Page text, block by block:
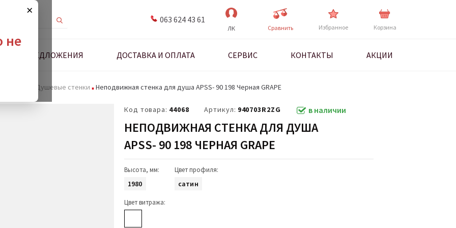
×
не
063 624 43 61
ЛК Cравнить Избранное Корзина
ПРЕДЛОЖЕНИЯ ДОСТАВКА И ОПЛАТА СЕРВИС КОНТАКТЫ АКЦИИ
Душевые стенки Неподвижная стенка для душа APSS- 90 198 Черная GRAPE
Код товара: 44068 Артикул: 940703R2ZG в наличии
НЕПОДВИЖНАЯ СТЕНКА ДЛЯ ДУША
APSS- 90 198 ЧЕРНАЯ GRAPE
Высота, мм:
1980
Цвет профиля:
сатин
Цвет витража: